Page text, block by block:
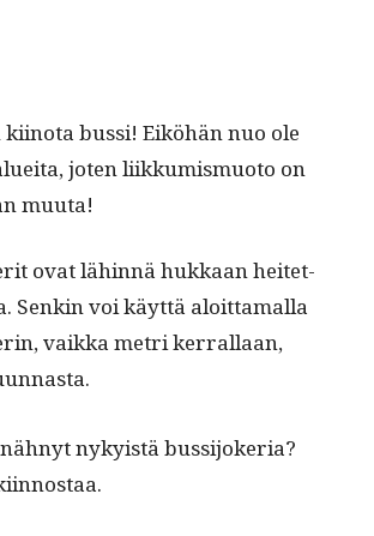
kiino­ta bus­si! Eiköhän nuo ole
joten liikku­mis­muo­to on
muuta!
ovat lähin­nä hukkaan heit­et­
Senkin voi käyt­tä aloit­ta­mal­la
vaik­ka metri ker­ral­laan,
nyky­istä bus­si­jok­e­ria?